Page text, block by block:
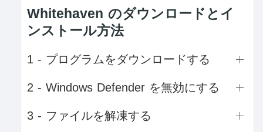
Whitehaven のダウンロードとイ
ンストール方法
1 - プログラムをダウンロードする
2 - Windows Defender を無効にする
3 - ファイルを解凍する